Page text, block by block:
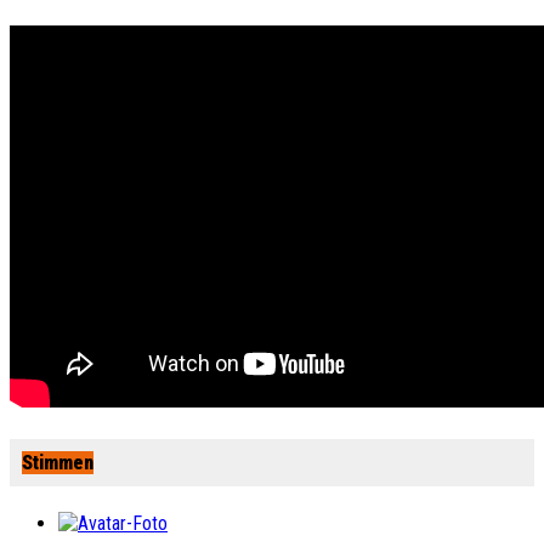
Stimmen